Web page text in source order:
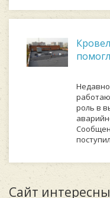
роль в
Сайт